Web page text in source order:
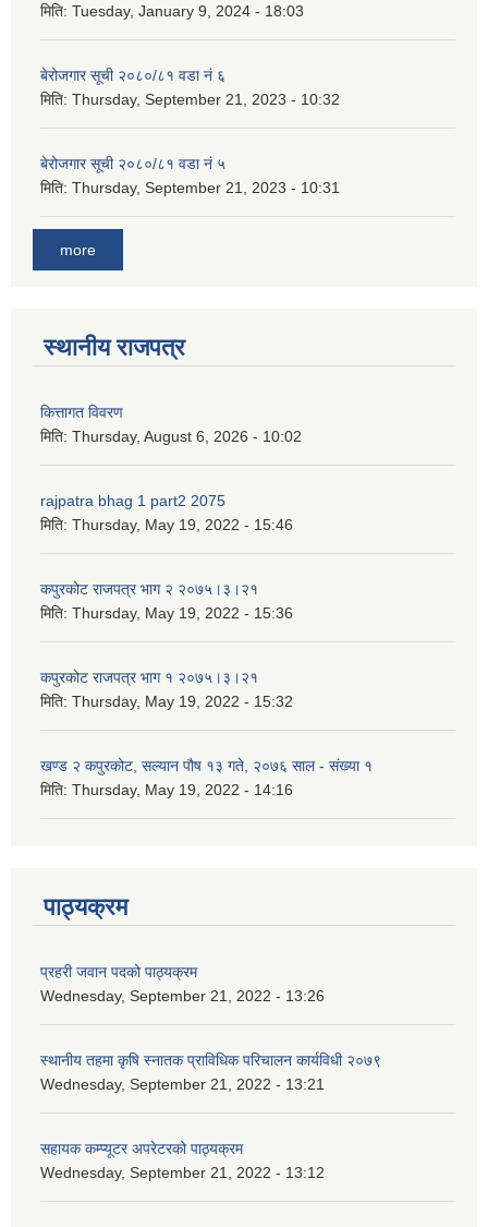
मिति: Tuesday, January 9, 2024 - 18:03
बेरोजगार सूची २०८०/८१ वडा नं ६
मिति: Thursday, September 21, 2023 - 10:32
बेरोजगार सूची २०८०/८१ वडा नं ५
मिति: Thursday, September 21, 2023 - 10:31
more
स्थानीय राजपत्र
कित्तागत विवरण
मिति: Thursday, August 6, 2026 - 10:02
rajpatra bhag 1 part2 2075
मिति: Thursday, May 19, 2022 - 15:46
कपुरकोट राजपत्र भाग २ २०७५।३।२१
मिति: Thursday, May 19, 2022 - 15:36
कपुरकोट राजपत्र भाग १ २०७५।३।२१
मिति: Thursday, May 19, 2022 - 15:32
खण्ड २ कपुरकोट, सल्यान पौष १३ गते, २०७६ साल - संख्या १
मिति: Thursday, May 19, 2022 - 14:16
पाठ्यक्रम
प्रहरी जवान पदको पाठ्यक्रम
Wednesday, September 21, 2022 - 13:26
स्थानीय तहमा कृषि स्नातक प्राविधिक परिचालन कार्यविधी २०७९
Wednesday, September 21, 2022 - 13:21
सहायक कम्प्यूटर अपरेटरको पाठ्यक्रम
Wednesday, September 21, 2022 - 13:12